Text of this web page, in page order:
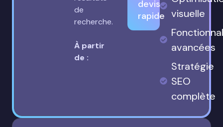
de
recherche.
À partir
de :
devis
rapide
visuelle
avancées
Stratégie
SEO
complète